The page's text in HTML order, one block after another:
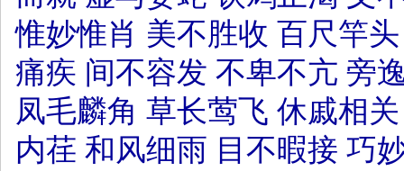
惟妙惟肖 美不胜收 百尺竿头
痛疾 间不容发 不卑不亢 旁
凤毛麟角 草长莺飞 休戚相关
内荏 和风细雨 目不暇接 巧